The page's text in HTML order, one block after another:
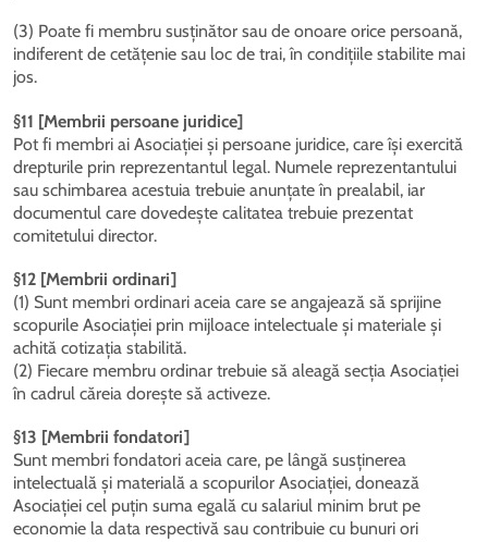
(3) Poate fi membru susținător sau de onoare orice persoană,
indiferent de cetățenie sau loc de trai, în condițiile stabilite mai
jos.
§11 [Membrii persoane juridice]
Pot fi membri ai Asociației și persoane juridice, care își exercită
drepturile prin reprezentantul legal. Numele reprezentantului
sau schimbarea acestuia trebuie anunțate în prealabil, iar
documentul care dovedește calitatea trebuie prezentat
comitetului director.
§12 [Membrii ordinari]
(1) Sunt membri ordinari aceia care se angajează să sprijine
scopurile Asociației prin mijloace intelectuale și materiale și
achită cotizația stabilită.
(2) Fiecare membru ordinar trebuie să aleagă secția Asociației
în cadrul căreia dorește să activeze.
§13 [Membrii fondatori]
Sunt membri fondatori aceia care, pe lângă susținerea
intelectuală și materială a scopurilor Asociației, donează
Asociației cel puțin suma egală cu salariul minim brut pe
economie la data respectivă sau contribuie cu bunuri ori